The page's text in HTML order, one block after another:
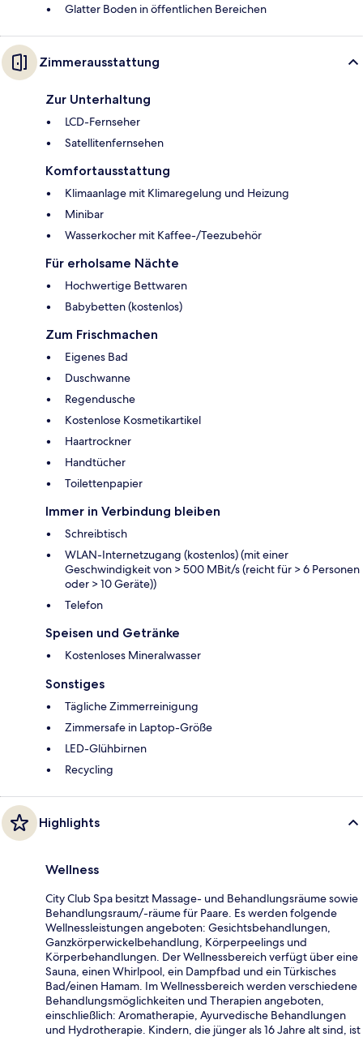
Glatter Boden in öffentlichen Bereichen
Zimmerausstattung
Zur Unterhaltung
LCD-Fernseher
Satellitenfernsehen
Komfortausstattung
Klimaanlage mit Klimaregelung und Heizung
Minibar
Wasserkocher mit Kaffee-/Teezubehör
Für erholsame Nächte
Hochwertige Bettwaren
Babybetten (kostenlos)
Zum Frischmachen
Eigenes Bad
Duschwanne
Regendusche
Kostenlose Kosmetikartikel
Haartrockner
Handtücher
Toilettenpapier
Immer in Verbindung bleiben
Schreibtisch
WLAN-Internetzugang (kostenlos) (mit einer
Geschwindigkeit von > 500 MBit/s (reicht für > 6 Personen
oder > 10 Geräte))
Telefon
Speisen und Getränke
Kostenloses Mineralwasser
Sonstiges
Tägliche Zimmerreinigung
Zimmersafe in Laptop-Größe
LED-Glühbirnen
Recycling
Highlights
Wellness
City Club Spa besitzt Massage- und Behandlungsräume sowie
Behandlungsraum/-räume für Paare. Es werden folgende
Wellnessleistungen angeboten: Gesichtsbehandlungen,
Ganzkörperwickelbehandlung, Körperpeelings und
Körperbehandlungen. Der Wellnessbereich verfügt über eine
Sauna, einen Whirlpool, ein Dampfbad und ein Türkisches
Bad/einen Hamam. Im Wellnessbereich werden verschiedene
Behandlungsmöglichkeiten und Therapien angeboten,
einschließlich: Aromatherapie, Ayurvedische Behandlungen
und Hydrotherapie. Kindern, die jünger als 16 Jahre alt sind, ist